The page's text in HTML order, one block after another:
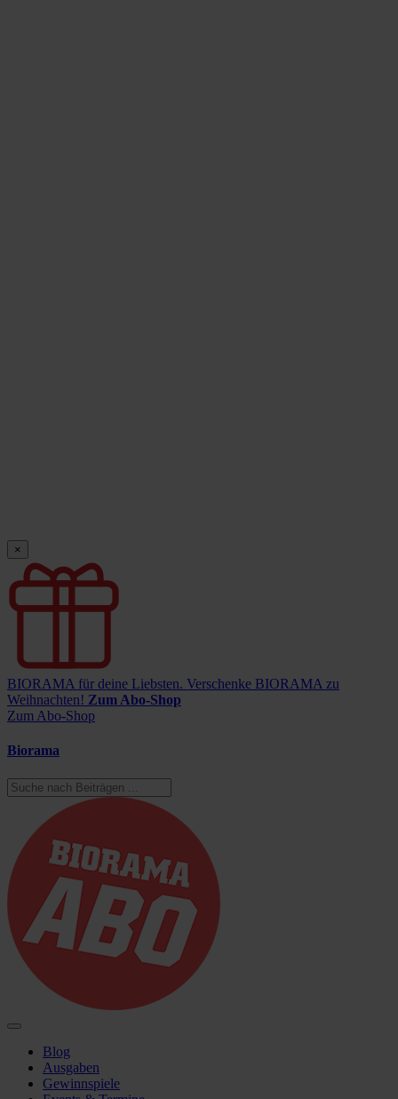
×
BIORAMA für deine Liebsten. Verschenke BIORAMA zu
Weihnachten! Zum Abo-Shop
Zum Abo-Shop
Biorama
Blog
Ausgaben
Gewinnspiele